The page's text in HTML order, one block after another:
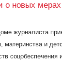
о новых
журналиста
материнства и
соцобеспечения